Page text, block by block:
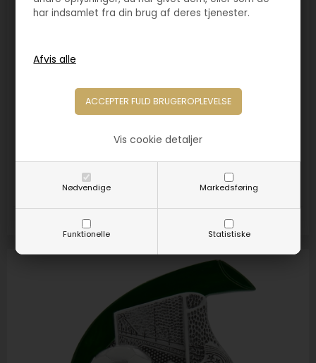
har indsamlet fra din brug af deres tjenester.
Nødvendige Markedsføring
Funktionelle Statistiske
Vis cookie detaljer
Statuette fodboldspiller